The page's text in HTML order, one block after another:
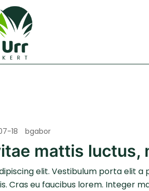
18 bgabor
mattis luctus,
elit. Vestibulum porta elit
Cras eu faucibus lorem. Integer